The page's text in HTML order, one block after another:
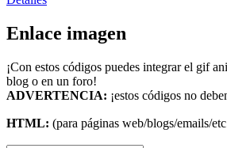
Enlace imagen
¡Con estos códigos puedes integrar el gif
blog o en un foro!
ADVERTENCIA: ¡estos códigos no
HTML: (para páginas web/blogs/emails/